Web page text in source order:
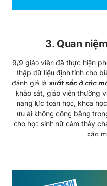
3. Quan
9/9 giáo viên đã thực hiện
thập dữ liệu định tính cho
đánh giá là xuất sắc ở các
khảo sát, giáo viên thường
năng lực toán học, khoa
ưu ái không công bằng
cho học sinh nữ cảm thấy
các